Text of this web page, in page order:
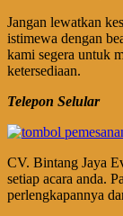
Jangan lewatkan
istimewa dengan
kami segera untuk
ketersediaan.
Telepon Selular
CV. Bintang Jaya
setiap acara anda.
perlengkapannya